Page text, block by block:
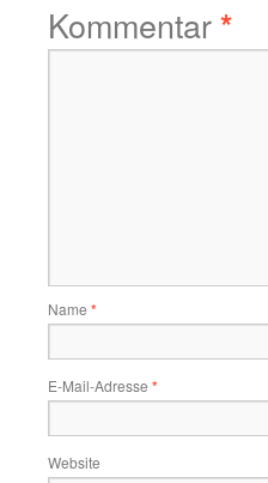
Kommentar*
Name *
E-Mail-Adresse *
Website